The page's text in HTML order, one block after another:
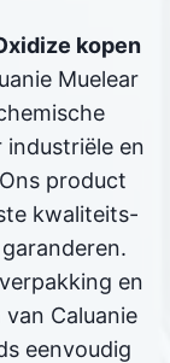
kopen
Muelear
en
product
kwaliteits-
en
Caluanie
eenvoudig